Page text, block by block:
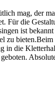
mag, der
Für die
ist
zu
in die